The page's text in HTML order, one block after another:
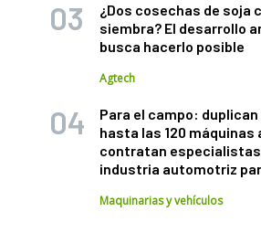
¿Dos cosechas de soja
siembra? El desarrollo
busca hacerlo posible
Agtech
Para el campo:
hasta las 120 máquinas
contratan especialistas
industria automotriz
Maquinarias y vehículos